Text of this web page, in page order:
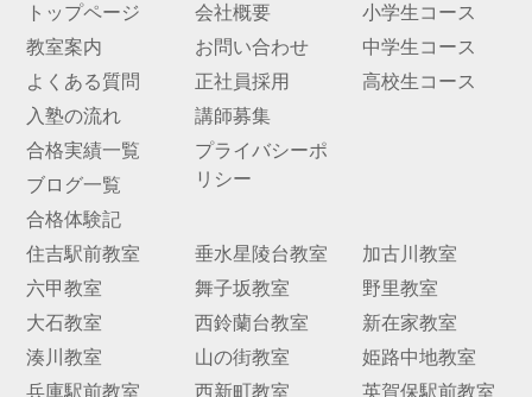
トップページ
教室案内
よくある質問
入塾の流れ
合格実績一覧
ブログ一覧
合格体験記
会社概要
お問い合わせ
正社員採用
講師募集
プライバシーポ
リシー
小学生コース
中学生コース
高校生コース
住吉駅前教室
六甲教室
大石教室
湊川教室
兵庫駅前教室
垂水星陵台教室
舞子坂教室
西鈴蘭台教室
山の街教室
西新町教室
加古川教室
野里教室
新在家教室
姫路中地教室
英賀保駅前教室